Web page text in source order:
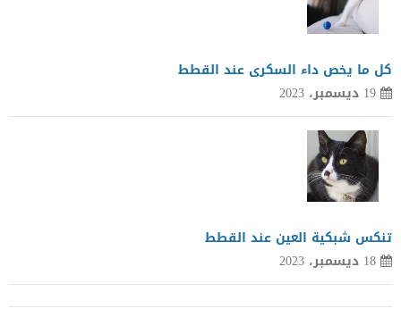
كل ما يخص داء السكرى عند القطط
19 ديسمبر، 2023
تنكس شبكية العين عند القطط
18 ديسمبر، 2023